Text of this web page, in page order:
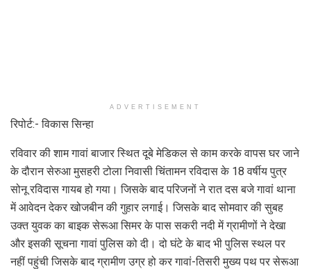
ADVERTISEMENT
रिपोर्ट:- विकास सिन्हा
रविवार की शाम गावां बाजार स्थित दूबे मेडिकल से काम करके वापस घर जाने
के दौरान सेरुआ मुसहरी टोला निवासी चिंतामन रविदास के 18 वर्षीय पुत्र
सोनू रविदास गायब हो गया। जिसके बाद परिजनों ने रात दस बजे गावां थाना
में आवेदन देकर खोजबीन की गुहार लगाई। जिसके बाद सोमवार की सुबह
उक्त युवक का बाइक सेरूआ सिमर के पास सकरी नदी में ग्रामीणों ने देखा
और इसकी सूचना गावां पुलिस को दी। दो घंटे के बाद भी पुलिस स्थल पर
नहीं पहुंची जिसके बाद ग्रामीण उग्र हो कर गावां-तिसरी मुख्य पथ पर सेरूआ